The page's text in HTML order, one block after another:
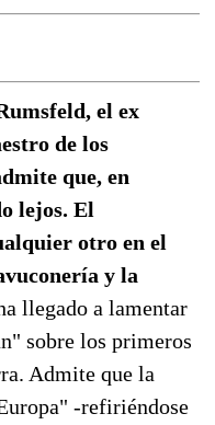
el ex
de los
que, en
lejos. El
otro en el
y la
llegado a lamentar
sobre los primeros
Admite que la
-refiriéndose